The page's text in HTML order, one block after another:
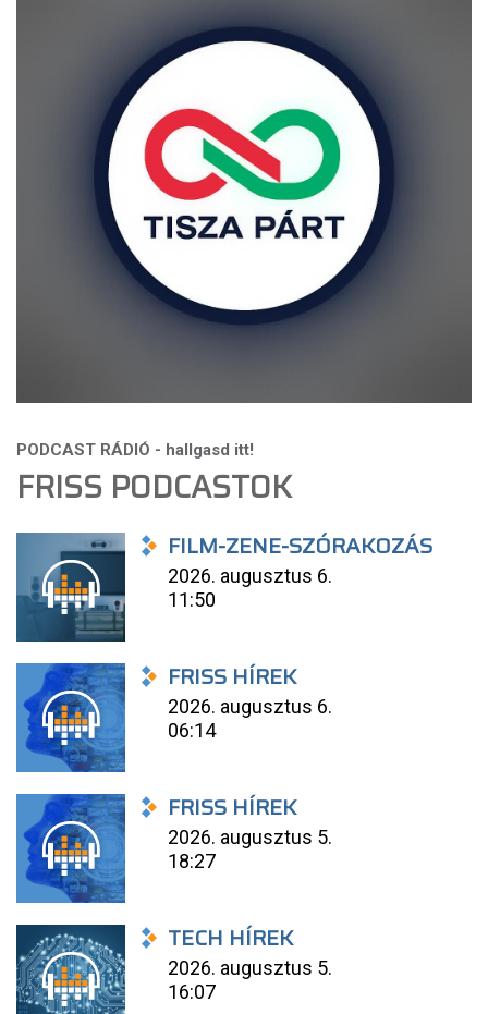
FRISS PODCASTOK
FILM-ZENE-SZÓRAKOZÁS
2026. augusztus 6.
11:50
FRISS HÍREK
2026. augusztus 6.
06:14
FRISS HÍREK
2026. augusztus 5.
18:27
TECH HÍREK
2026. augusztus 5.
16:07